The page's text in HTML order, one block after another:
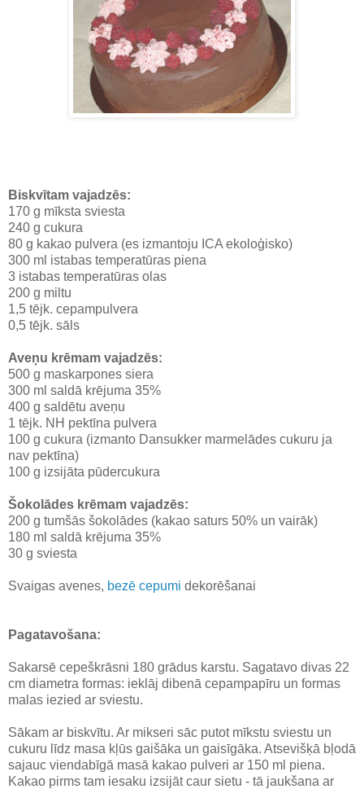
Biskvītam vajadzēs:
170 g mīksta sviesta
240 g cukura
80 g kakao pulvera (es izmantoju ICA ekoloģisko)
300 ml istabas temperatūras piena
3 istabas temperatūras olas
200 g miltu
1,5 tējk. cepampulvera
0,5 tējk. sāls
Aveņu krēmam vajadzēs:
500 g maskarpones siera
300 ml saldā krējuma 35%
400 g saldētu aveņu
1 tējk. NH pektīna pulvera
100 g cukura (izmanto Dansukker marmelādes cukuru ja
nav pektīna)
100 g izsijāta pūdercukura
Šokolādes krēmam vajadzēs:
200 g tumšās šokolādes (kakao saturs 50% un vairāk)
180 ml saldā krējuma 35%
30 g sviesta
Svaigas avenes, bezē cepumi dekorēšanai
Pagatavošana:
Sakarsē cepeškrāsni 180 grādus karstu. Sagatavo divas 22
cm diametra formas: ieklāj dibenā cepampapīru un formas
malas iezied ar sviestu.
Sākam ar biskvītu. Ar mikseri sāc putot mīkstu sviestu un
cukuru līdz masa kļūs gaišāka un gaisīgāka. Atsevišķā bļodā
sajauc viendabīgā masā kakao pulveri ar 150 ml piena.
Kakao pirms tam iesaku izsijāt caur sietu - tā jaukšana ar